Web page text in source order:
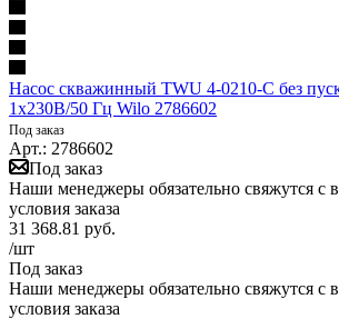
Насос скважинный TWU 4-0210-C без
1х230В/50 Гц Wilo 2786602
Под заказ
Арт.: 2786602
Под заказ
Наши менеджеры обязательно свяжутся с
условия заказа
31 368.81 руб.
/шт
Под заказ
Наши менеджеры обязательно свяжутся с
условия заказа